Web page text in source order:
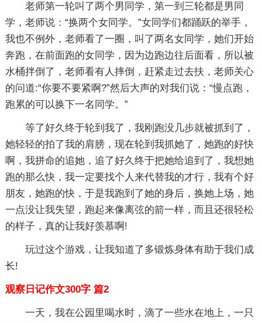
老师第一轮叫了两个男同学，第一到三轮都是男同
学，老师说：“换两个女同学。”女同学们都踊跃的举手，
我也不例外，老师看了一圈，叫了两名女同学，她们开始
奔跑，在前面跑的女同学，因为边跑边往后面看，所以被
水桶拌倒了，老师看有人摔倒，赶紧走过去扶，老师关心
的问道:“你要不要紧啊?”然后大声的对我们说：“慢点跑，
跑累的可以换下一名同学。”
等了好久终于轮到我了，我刚跑没几步就被抓到了，
她轻轻的拍了我的肩膀，现在轮到我抓她了，她跑的好快
啊，我拼命的追她，追了好久终于把她给追到了，我想她
跑的那么快，我一定要找个人来代替我的才行，我有个好
朋友，她跑的快，于是我跑到了她的身后，换她上场，她
一点没让我失望，跑起来像离弦的箭一样，而且还很轻松
的样子，真的让我好羡慕啊!
玩过这个游戏，让我知道了多锻炼身体有助于我们成
长!
观察日记作文300字 篇2
一天，我在公园里喝水时，滴了一些水在地上，一只